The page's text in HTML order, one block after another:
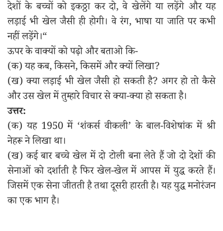
देशों के बच्चों को इकठ्ठा कर दो, वे खेलेंगे या लड़ेंगे और यह
लड़ाई भी खेल जैसी ही होगी। वे रंग, भाषा या जाति पर कभी
नहीं लड़ेंगे।“
ऊपर के वाक्यों को पढ़ो और बताओ कि-
(क) यह कब, किसने, किसमें और क्यों लिखा?
(ख) क्या लड़ाई भी खेल जैसी हो सकती है? अगर हो तो कैसे
और उस खेल में तुम्हारे विचार से क्या-क्या हो सकता है।
उत्तर:
(क) यह 1950 में ‘शंकर्स वीकली’ के बाल-विशेषांक में श्री
नेहरू ने लिखा था।
(ख) कई बार बच्चे खेल में दो टोली बना लेते हैं जो दो देशों की
सेनाओं को दर्शाती है फिर खेल-खेल में आपस में युद्ध करते हैं।
जिसमें एक सेना जीतती है तथा दूसरी हारती है। यह युद्ध मनोरंजन
का एक भाग है।